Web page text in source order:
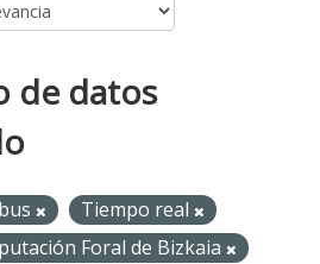
de datos
Tiempo real
Foral de Bizkaia